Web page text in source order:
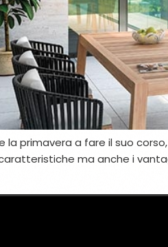
la primavera a fare il suo
ma anche i